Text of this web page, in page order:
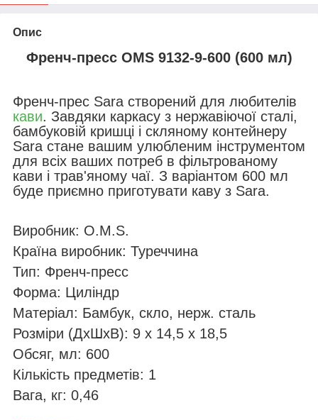
Опис
Френч-пресс OMS 9132-9-600(600 мл)
Френч-прес Sara створений для любителів
кави. Завдяки каркасу з нержавіючої сталі,
бамбуковій кришці і скляному контейнеру
Sara стане вашим улюбленим інструментом
для всіх ваших потреб в фільтрованому
кави і трав'яному чаї. З варіантом 600 мл
буде приємно приготувати каву з Sara.
Виробник: O.M.S.
Країна виробник: Туреччина
Тип: Френч-пресс
Форма: Циліндр
Матеріал: Бамбук, скло, нерж. сталь
Розміри (ДхШхВ): 9 х 14,5 х 18,5
Обсяг, мл: 600
Кількість предметів: 1
Вага, кг: 0,46